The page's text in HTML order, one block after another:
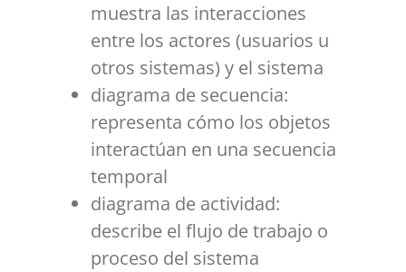
muestra las interacciones
entre los actores (usuarios u
otros sistemas) y el sistema
diagrama de secuencia:
representa cómo los objetos
interactúan en una secuencia
temporal
diagrama de actividad:
describe el flujo de trabajo o
proceso del sistema